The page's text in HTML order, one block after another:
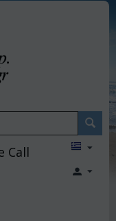
Call